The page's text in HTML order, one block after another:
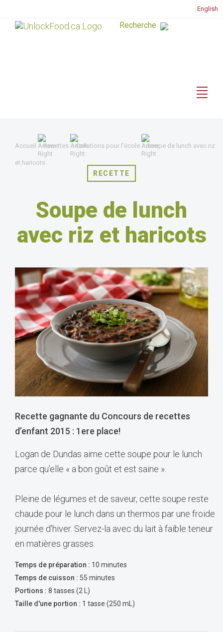
English
Accueil Recettes Collations pour l'école Soupe de lunch avec riz
et haricots
RECETTE
Soupe de lunch
avec riz et haricots
Recette gagnante du Concours de recettes
d’enfant 2015 : 1ere place!
Logan de Dundas aime cette soupe pour le lunch
parce qu’elle « a bon goût et est saine ».
Pleine de légumes et de saveur, cette soupe reste
chaude pour le lunch dans un thermos par une froide
journée d’hiver. Servez-la avec du lait à faible teneur
en matières grasses.
Temps de préparation : 10 minutes
Temps de cuisson : 55 minutes
Portions : 8 tasses (2 L)
Taille d'une portion : 1 tasse (250 mL)